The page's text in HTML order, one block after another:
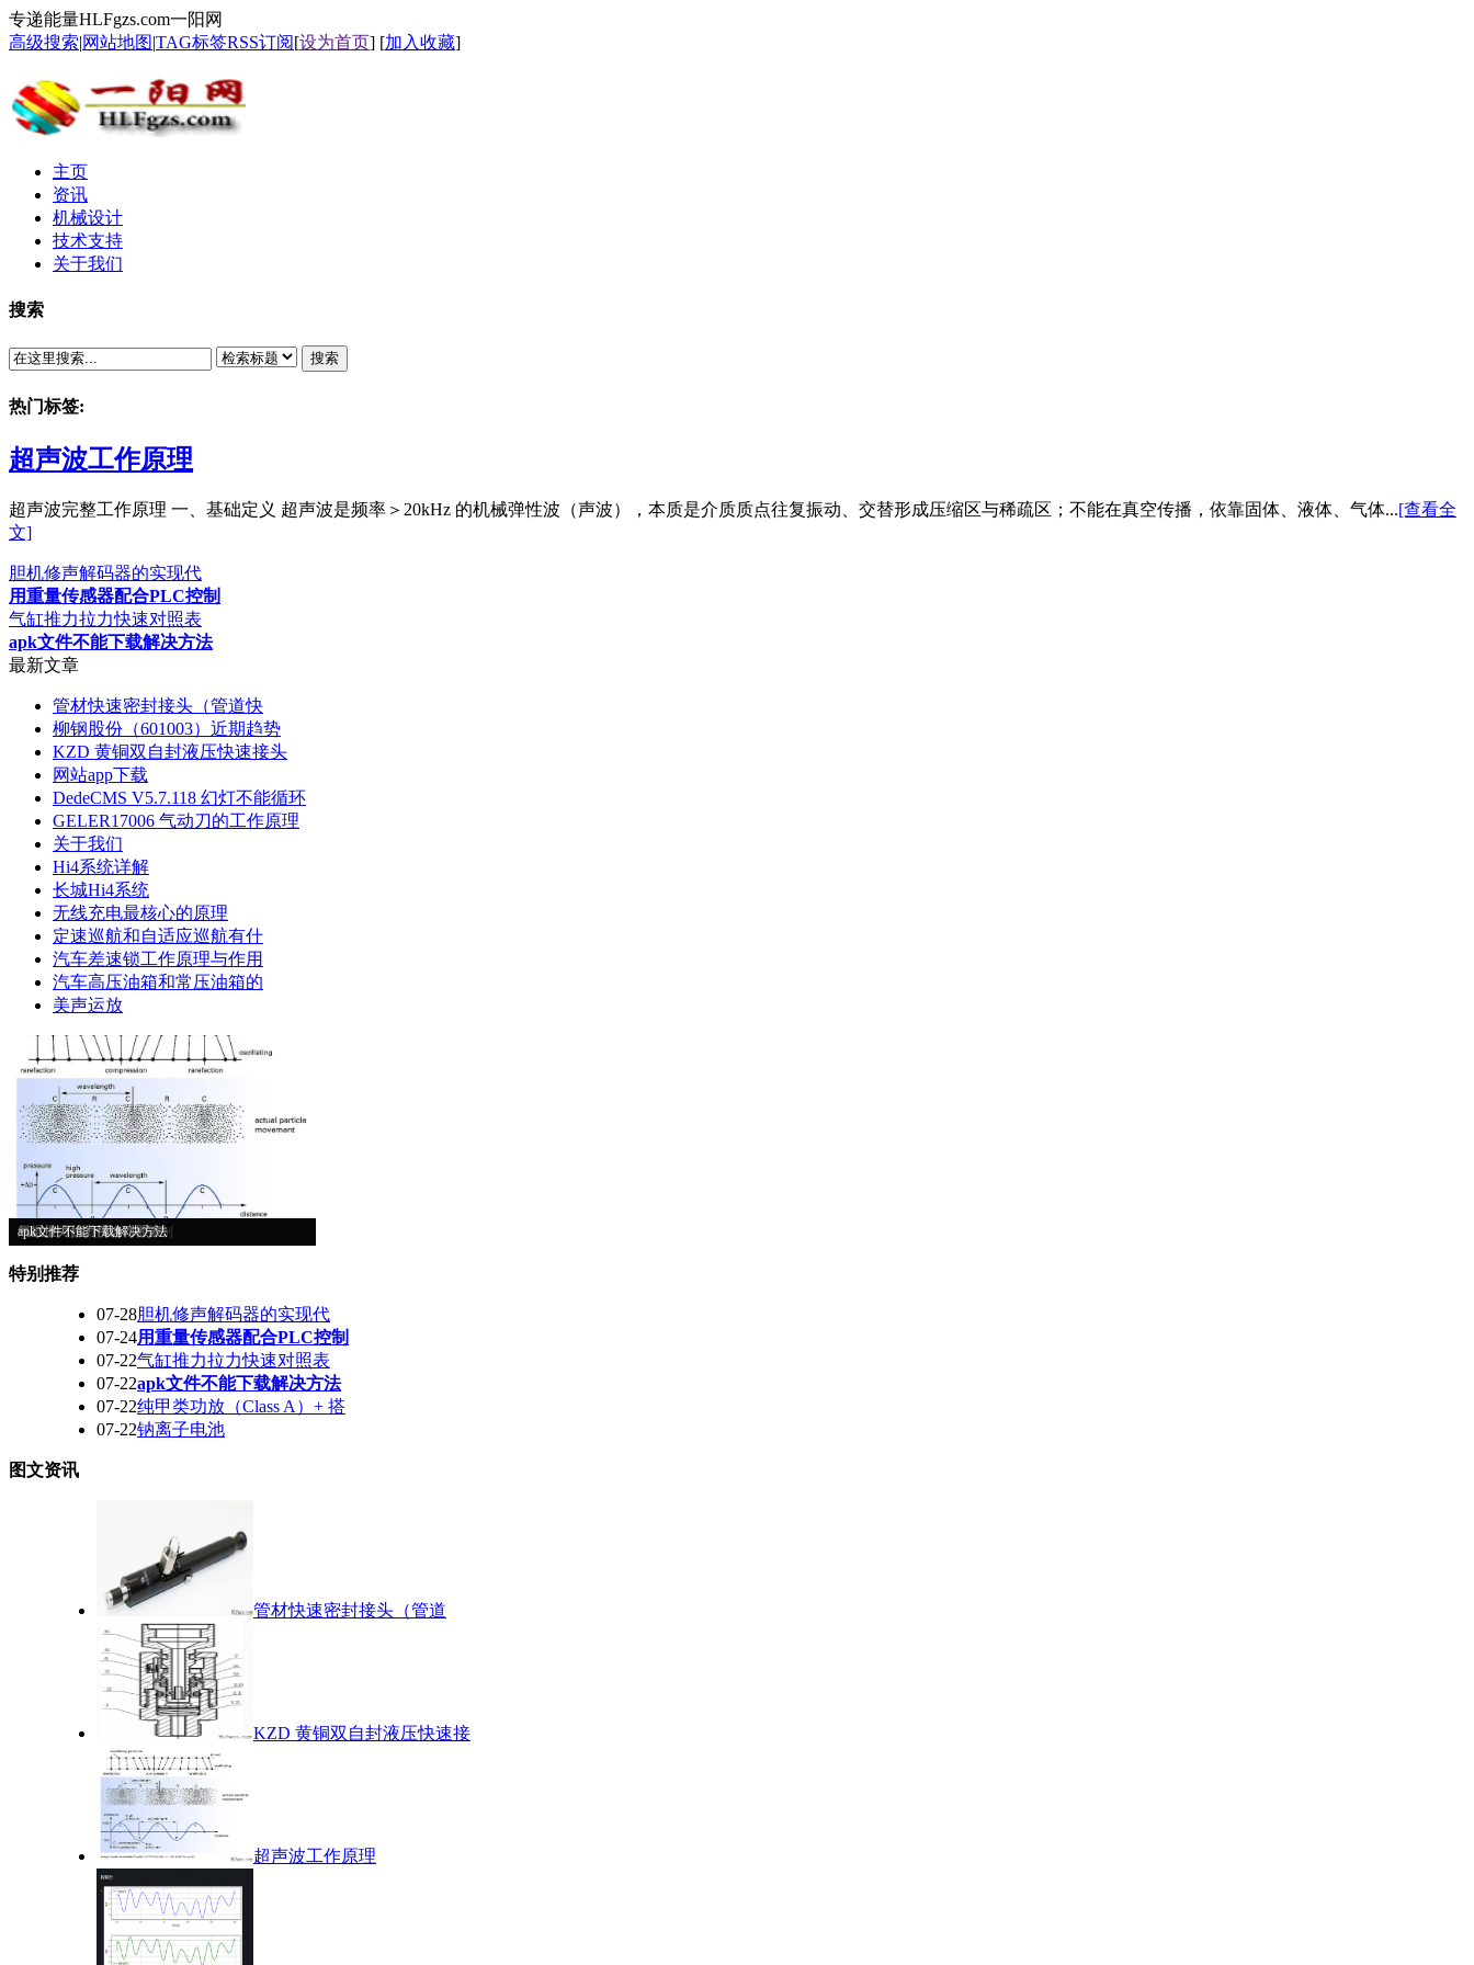
专递能量HLFgzs.com一阳网
高级搜索|网站地图|TAG标签RSS订阅[设为首页] [加入收藏]
主页
资讯
机械设计
技术支持
关于我们
搜索
搜索
热门标签:
超声波工作原理
超声波完整工作原理 一、基础定义 超声波是频率＞20kHz 的机械弹性波（声波），本质是介质质点往复振动、交替形成压缩区与稀疏区；不能在真空传播，依靠固体、液体、气体...[查看全
文]
胆机修声解码器的实现代
用重量传感器配合PLC控制
气缸推力拉力快速对照表
apk文件不能下载解决方法
最新文章
管材快速密封接头（管道快
柳钢股份（601003）近期趋势
KZD 黄铜双自封液压快速接头
网站app下载
DedeCMS V5.7.118 幻灯不能循环
GELER17006 气动刀的工作原理
关于我们
Hi4系统详解
长城Hi4系统
无线充电最核心的原理
定速巡航和自适应巡航有什
汽车差速锁工作原理与作用
汽车高压油箱和常压油箱的
美声运放
超声波工作原理
胆机修声解码器的实现代
用重量传感器配合PLC控制
气缸推力拉力快速对照表
apk文件不能下载解决方法
特别推荐
07-28胆机修声解码器的实现代
07-24用重量传感器配合PLC控制
07-22气缸推力拉力快速对照表
07-22apk文件不能下载解决方法
07-22纯甲类功放（Class A）+ 搭
07-22钠离子电池
图文资讯
管材快速密封接头（管道
KZD 黄铜双自封液压快速接
超声波工作原理